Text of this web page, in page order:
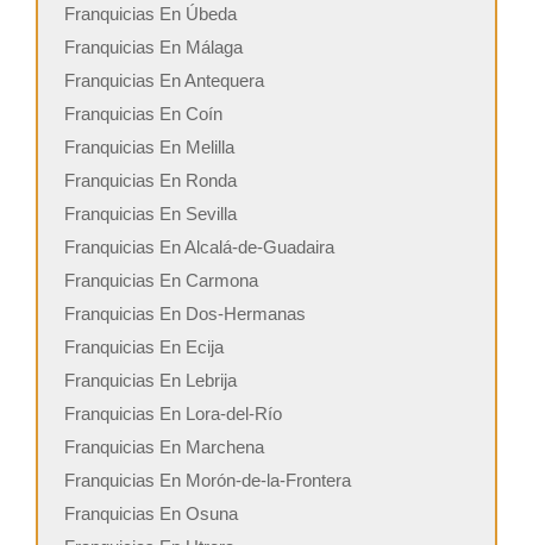
Franquicias En Úbeda
Franquicias En Málaga
Franquicias En Antequera
Franquicias En Coín
Franquicias En Melilla
Franquicias En Ronda
Franquicias En Sevilla
Franquicias En Alcalá-de-Guadaira
Franquicias En Carmona
Franquicias En Dos-Hermanas
Franquicias En Ecija
Franquicias En Lebrija
Franquicias En Lora-del-Río
Franquicias En Marchena
Franquicias En Morón-de-la-Frontera
Franquicias En Osuna